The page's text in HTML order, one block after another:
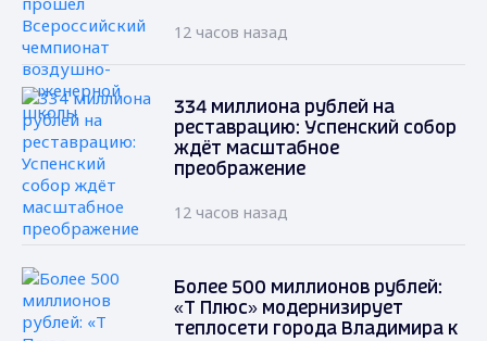
12 часов назад
334 миллиона рублей на
реставрацию: Успенский собор
ждёт масштабное
преображение
12 часов назад
Более 500 миллионов рублей:
«Т Плюс» модернизирует
теплосети города Владимира к